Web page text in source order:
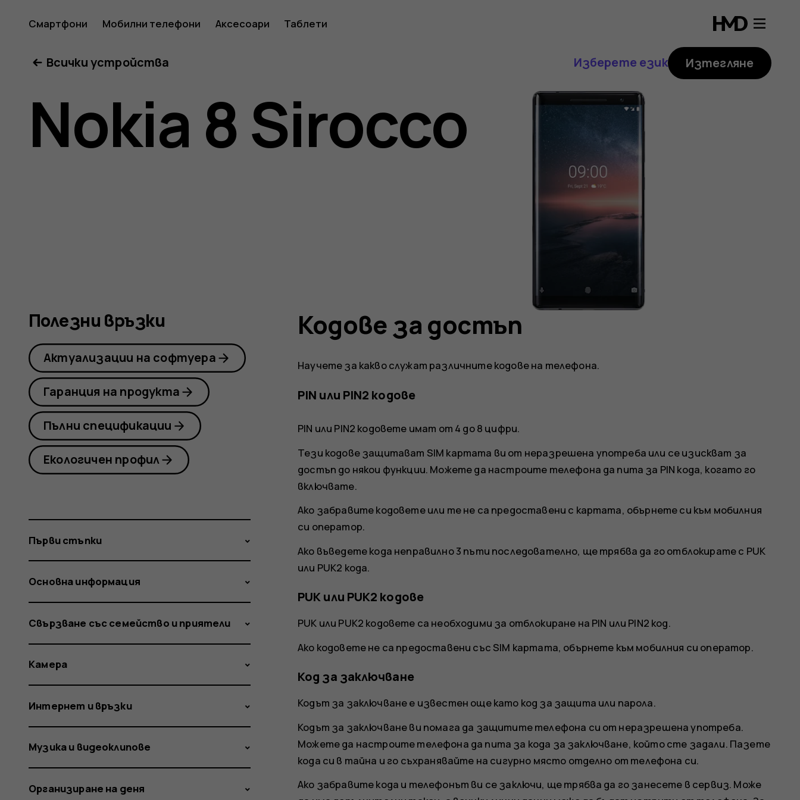
Ръководство
на
потребителя
Nokia
8
Sirocco
Смартфони Мобилни телефони Аксесоари Таблети
Всички устройства Изберете език Изтегляне
Nokia 8 Sirocco
Кодове за достъп
Научете за какво служат различните кодове на телефона.
PIN или PIN2 кодове
PIN или PIN2 кодовете имат от 4 до 8 цифри.
Тези кодове защитават SIM картата ви от неразрешена употреба или се изискват за
достъп до някои функции. Можете да настроите телефона да пита за PIN кода, когато го
включвате.
Ако забравите кодовете или те не са предоставени с картата, обърнете си към мобилния
си оператор.
Ако въведете кода неправилно 3 пъти последователно, ще трябва да го отблокирате с PUK
или PUK2 кода.
PUK или PUK2 кодове
PUK или PUK2 кодовете са необходими за отблокиране на PIN или PIN2 код.
Ако кодовете не са предоставени със SIM картата, обърнете към мобилния си оператор.
Код за заключване
Кодът за заключване е известен още като код за защита или парола.
Кодът за заключване ви помага да защитите телефона си от неразрешена употреба.
Можете да настроите телефона да пита за кода за заключване, който сте задали. Пазете
кода си в тайна и го съхранявайте на сигурно място отделно от телефона си.
Ако забравите кода и телефонът ви се заключи, ще трябва да го занесете в сервиз. Може
Полезни връзки
Актуализации на софтуера
Гаранция на продукта
Пълни спецификации
Екологичен профил
Първи стъпки
Основна информация
Свързване със семейство и приятели
Камера
Интернет и връзки
Музика и видеоклипове
Организиране на деня